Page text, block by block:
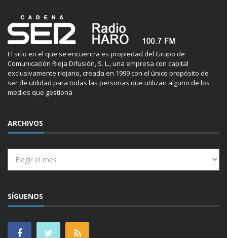
El sitio en el que se encuentra es propiedad del Grupo de
Comunicación Rioja Difusión, S. L., una empresa con capital
exclusivamente riojano, creada en 1999 con el único propósito de
ser de utilidad para todas las personas que utilizan alguno de los
medios que gestiona
ARCHIVOS
SÍGUENOS